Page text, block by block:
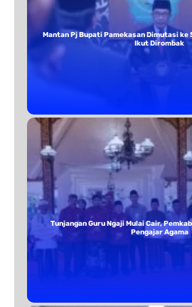
Mantan Pj Bupati Pamekasan Dimutasi ke
Ikut Dirombak
Tunjangan Guru Ngaji Mulai Cair,
Pengajar Agama